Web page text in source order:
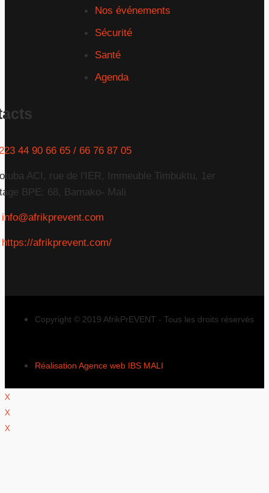
Nos événements
Sécurité
Santé
Agenda
44 90 66 65 / 66 76 87 05
ACI, rue de l'IER, Immeuble Timbuktu, 1er
BPE: 68, Bamako- Mali
info@afrikprevent.com
https://afrikprevent.com/
Copyright © 2019 AfrikPrEVENT - Tous les droits réservés
Réalisation Agence web IBS MALI
X
X
X